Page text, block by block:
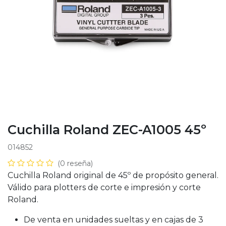
Cuchilla Roland ZEC-A1005 45º
014852
(0 reseña)
Cuchilla Roland original de 45º de propósito general.
Válido para plotters de corte e impresión y corte
Roland.
De venta en unidades sueltas y en cajas de 3